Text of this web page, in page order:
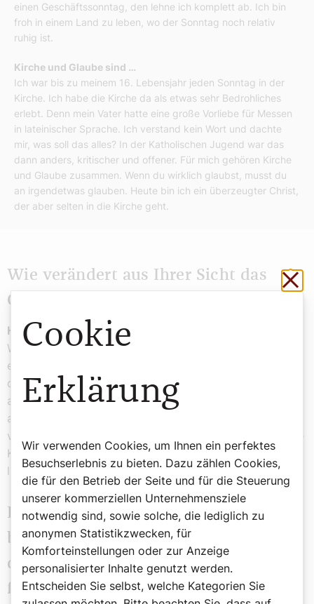
einen Geschäftssonntag, den lehne ich komplett ab. Ich bin
froh in einem Land zu leben, wo der Sonntag noch relativ
ruhig ist.
Kirche und Glaube sind …
Ich war bis zu meinem 16. Lebensjahr jeden Sonntag in der
Kirche. Ich habe die Kirche da als etwas sehr Bedrohliches
erlebt. Denn mein Vater hatte eine große Vorliebe für Messen
in lateinischer Sprache. Ich verstand kein Wort und dachte
mir, was soll das alles? In der Katholischen Jugend war das
dann anders, kritischer und offener. Für mich gehören Kirche
und Glaube zusammen. Wenn du wirklich glaubst, musst du
an irgendetwas glauben. Heute bin ich ein überzeugter Christ,
der aber selten in die Kirche geht.
Wie verändert aus Ihrer Sicht das
Coronavirus unsere Gesellschaft?
Hans Bürger:Ich reihe mich nicht in die Jammerer ein.
Wenn man noch Eltern hat, die den Zweiten Weltkrieg
erlebt haben, meine Eltern sind 84 Jahre alt, muss man
die Kirche im Dorf lassen. Wenn ich mir ansehe, wie sie
aufgewachsen sind, mitten im Krieg, dann sehe ich das
als mittelfristig bewältigbares Problem und das
versuche ich mir immer zu vergegenwärtigen. Für meine
Kinder ist die aktuelle Situation aber bedrückend, sie
leiden immer mehr darunter.
Immer wieder wird das
bedingungslose Grundeinkommen
diskutiert. Für die einen eine Chance,
für die anderen ein Jobkiller. Wie
Cookie
Erklärung
Wir verwenden Cookies, um Ihnen ein perfektes
Besuchserlebnis zu bieten. Dazu zählen Cookies,
die für den Betrieb der Seite und für die Steuerung
unserer kommerziellen Unternehmensziele
notwendig sind, sowie solche, die lediglich zu
anonymen Statistikzwecken, für
Komforteinstellungen oder zur Anzeige
personalisierter Inhalte genutzt werden.
Entscheiden Sie selbst, welche Kategorien Sie